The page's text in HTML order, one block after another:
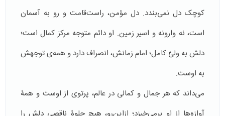
کوچک دل نمی‌بندد. دل مؤمن، راست‌قامت و رو به آسمان
است، نه وارونه و اسیر زمین. او دائم متوجه مرکز کمال است؛
دلش به ولیّ کامل؛ امام زمانش، انصراف دارد و همه‌ی توجهش
به اوست.
می‌داند که هر جمال و کمالی در عالم، پرتوی از اوست و همۀ